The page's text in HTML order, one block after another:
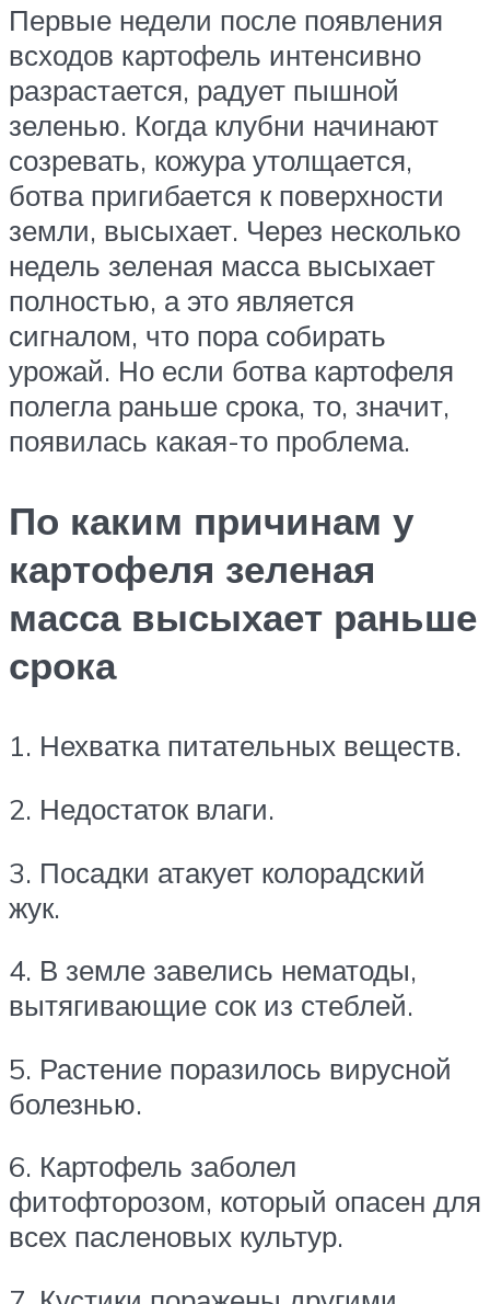
Первые недели после появления
всходов картофель интенсивно
разрастается, радует пышной
зеленью. Когда клубни начинают
созревать, кожура утолщается,
ботва пригибается к поверхности
земли, высыхает. Через несколько
недель зеленая масса высыхает
полностью, а это является
сигналом, что пора собирать
урожай. Но если ботва картофеля
полегла раньше срока, то, значит,
появилась какая-то проблема.
По каким причинам у
картофеля зеленая
масса высыхает раньше
срока
1. Нехватка питательных веществ.
2. Недостаток влаги.
3. Посадки атакует колорадский
жук.
4. В земле завелись нематоды,
вытягивающие сок из стеблей.
5. Растение поразилось вирусной
болезнью.
6. Картофель заболел
фитофторозом, который опасен для
всех пасленовых культур.